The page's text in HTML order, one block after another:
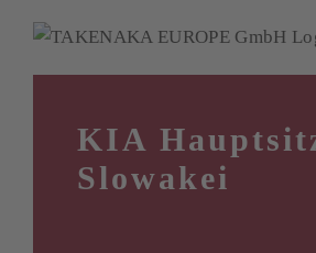
Inhalt
springen
KIA
Slowakei